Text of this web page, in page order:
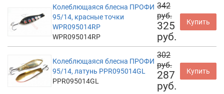
Колеблющаяся блесна ПРОФИ
95/14, красные точки
WPR095014RP
WPR095014RP
342
руб.
325
руб.
Купить
Колеблющаяся блесна ПРОФИ
95/14, латунь PPR095014GL
PPR095014GL
302
руб.
287
руб.
Купить